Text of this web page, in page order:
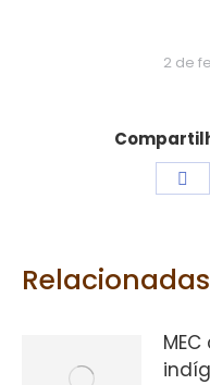
2 de
Relacionadas